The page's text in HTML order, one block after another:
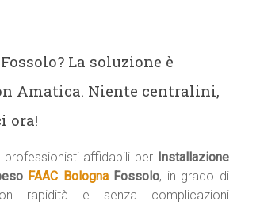
La soluzione è
Amatica. Niente centralini,
ora!
affidabili per Installazione
FAAC BolognaFossolo, in grado di
rapidità e senza complicazioni